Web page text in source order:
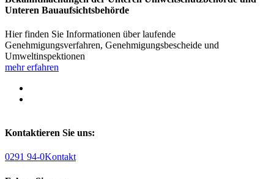
Unteren Bauaufsichtsbehörde
Hier finden Sie Informationen über laufende
Genehmigungsverfahren, Genehmigungsbescheide und
Umweltinspektionen
mehr erfahren
Kontaktieren Sie uns:
0291 94-0Kontakt